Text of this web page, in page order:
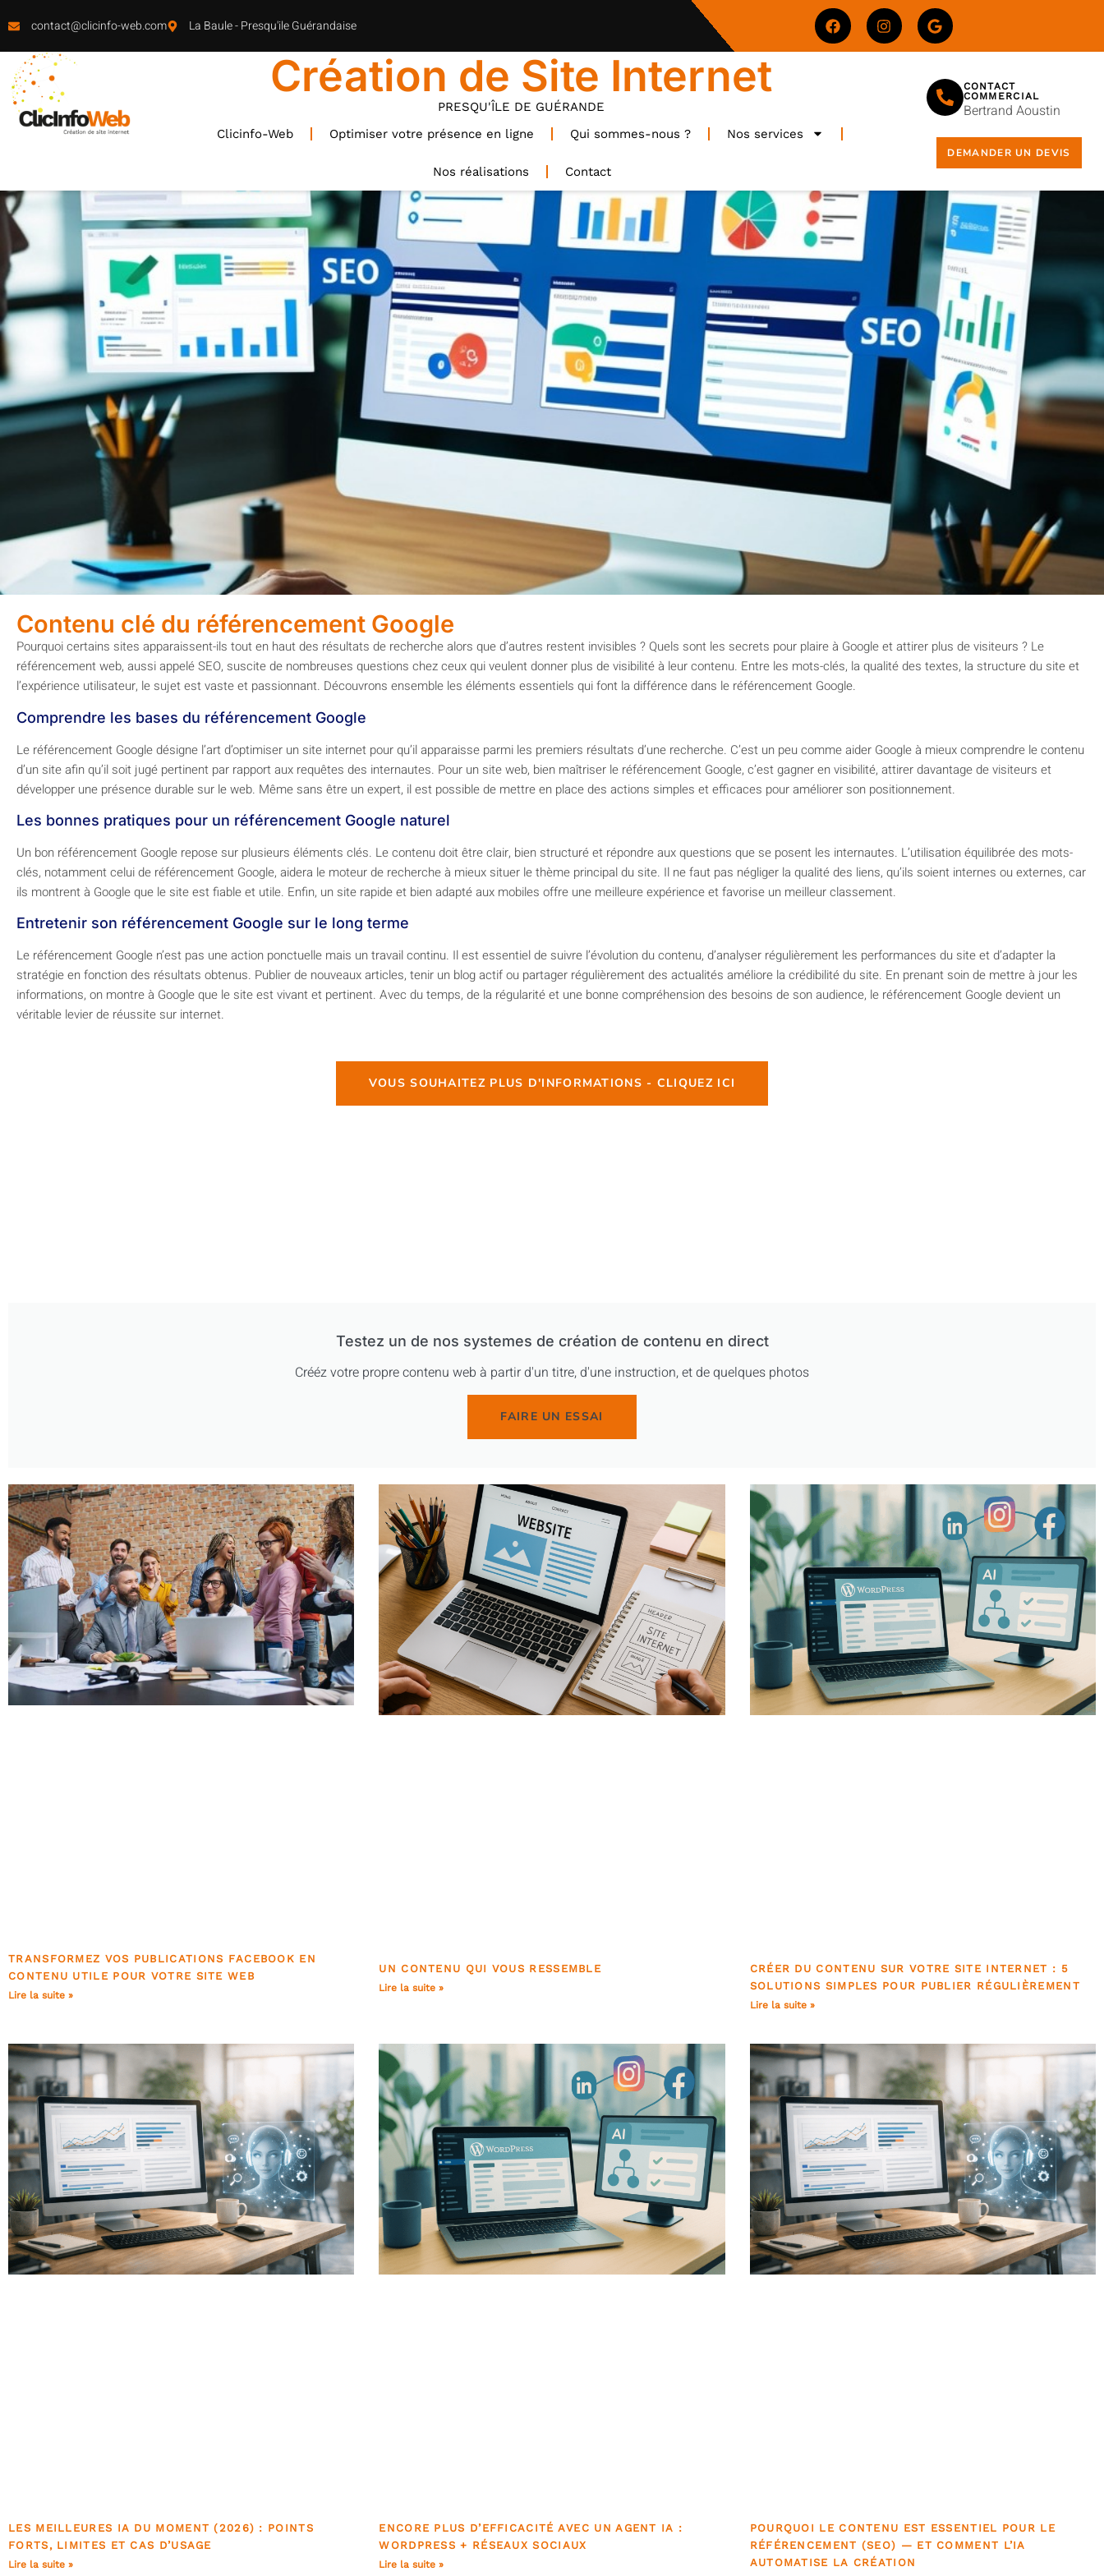
contact@clicinfo-web.com La Baule - Presqu'ile Guérandaise
Création de Site Internet
PRESQU'ÎLE DE GUÉRANDE
Clicinfo-Web
Optimiser votre présence en ligne Qui sommes-nous ? Nos services
Nos réalisations Contact
CONTACT
COMMERCIAL
Bertrand Aoustin
DEMANDER UN DEVIS
Contenu clé du référencement Google
Pourquoi certains sites apparaissent-ils tout en haut des résultats de recherche alors que d’autres restent invisibles ? Quels sont les secrets pour plaire à Google et attirer plus de visiteurs ? Le
référencement web, aussi appelé SEO, suscite de nombreuses questions chez ceux qui veulent donner plus de visibilité à leur contenu. Entre les mots-clés, la qualité des textes, la structure du site et
l’expérience utilisateur, le sujet est vaste et passionnant. Découvrons ensemble les éléments essentiels qui font la différence dans le référencement Google.
Comprendre les bases du référencement Google
Le référencement Google désigne l’art d’optimiser un site internet pour qu’il apparaisse parmi les premiers résultats d’une recherche. C’est un peu comme aider Google à mieux comprendre le contenu
d’un site afin qu’il soit jugé pertinent par rapport aux requêtes des internautes. Pour un site web, bien maîtriser le référencement Google, c’est gagner en visibilité, attirer davantage de visiteurs et
développer une présence durable sur le web. Même sans être un expert, il est possible de mettre en place des actions simples et efficaces pour améliorer son positionnement.
Les bonnes pratiques pour un référencement Google naturel
Un bon référencement Google repose sur plusieurs éléments clés. Le contenu doit être clair, bien structuré et répondre aux questions que se posent les internautes. L’utilisation équilibrée des mots-
clés, notamment celui de référencement Google, aidera le moteur de recherche à mieux situer le thème principal du site. Il ne faut pas négliger la qualité des liens, qu’ils soient internes ou externes, car
ils montrent à Google que le site est fiable et utile. Enfin, un site rapide et bien adapté aux mobiles offre une meilleure expérience et favorise un meilleur classement.
Entretenir son référencement Google sur le long terme
Le référencement Google n’est pas une action ponctuelle mais un travail continu. Il est essentiel de suivre l’évolution du contenu, d’analyser régulièrement les performances du site et d’adapter la
stratégie en fonction des résultats obtenus. Publier de nouveaux articles, tenir un blog actif ou partager régulièrement des actualités améliore la crédibilité du site. En prenant soin de mettre à jour les
informations, on montre à Google que le site est vivant et pertinent. Avec du temps, de la régularité et une bonne compréhension des besoins de son audience, le référencement Google devient un
véritable levier de réussite sur internet.
VOUS SOUHAITEZ PLUS D'INFORMATIONS - CLIQUEZ ICI
Testez un de nos systemes de création de contenu en direct
Crééz votre propre contenu web à partir d'un titre, d'une instruction, et de quelques photos
FAIRE UN ESSAI
TRANSFORMEZ VOS PUBLICATIONS FACEBOOK EN
CONTENU UTILE POUR VOTRE SITE WEB
Lire la suite »
UN CONTENU QUI VOUS RESSEMBLE
Lire la suite »
CRÉER DU CONTENU SUR VOTRE SITE INTERNET : 5
SOLUTIONS SIMPLES POUR PUBLIER RÉGULIÈREMENT
Lire la suite »
LES MEILLEURES IA DU MOMENT (2026) : POINTS
FORTS, LIMITES ET CAS D’USAGE
Lire la suite »
ENCORE PLUS D’EFFICACITÉ AVEC UN AGENT IA :
WORDPRESS + RÉSEAUX SOCIAUX
Lire la suite »
POURQUOI LE CONTENU EST ESSENTIEL POUR LE
RÉFÉRENCEMENT (SEO) — ET COMMENT L’IA
AUTOMATISE LA CRÉATION